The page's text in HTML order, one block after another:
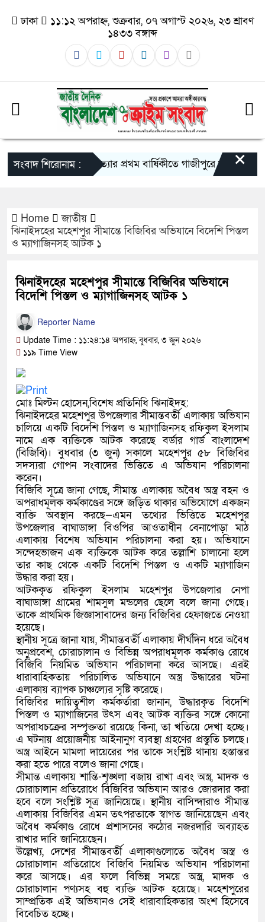
ঢাকা
১১:১২ অপরাহ্ন, শুক্রবার, ০৭ অগাস্ট ২০২৬, ২৩ শ্রাবণ
১৪৩৩ বঙ্গাব্দ
সংবাদ শিরোনাম :তুহিন হত্যার প্রথম বার্ষিকীতে গাজীপুরে মানববন্ধন: দ্রুত
×
Home
জাতীয়
ঝিনাইদহের মহেশপুর সীমান্তে বিজিবির অভিযানে বিদেশি পিস্তল
ও ম্যাগাজিনসহ আটক ১
ঝিনাইদহের মহেশপুর সীমান্তে বিজিবির অভিযানে
বিদেশি পিস্তল ও ম্যাগাজিনসহ আটক ১
Reporter Name
Update Time : ১১:২৪:১৪ অপরাহ্ন, বুধবার, ৩ জুন ২০২৬
১১৯ Time View
মোঃ মিল্টন হোসেন,বিশেষ প্রতিনিধি ঝিনাইদহ:
ঝিনাইদহের মহেশপুর উপজেলার সীমান্তবর্তী এলাকায় অভিযান
চালিয়ে একটি বিদেশি পিস্তল ও ম্যাগাজিনসহ রফিকুল ইসলাম
নামে এক ব্যক্তিকে আটক করেছে বর্ডার গার্ড বাংলাদেশ
(বিজিবি)। বুধবার (৩ জুন) সকালে মহেশপুর ৫৮ বিজিবির
সদস্যরা গোপন সংবাদের ভিত্তিতে এ অভিযান পরিচালনা
করেন।
বিজিবি সূত্রে জানা গেছে, সীমান্ত এলাকায় অবৈধ অস্ত্র বহন ও
অপরাধমূলক কর্মকাণ্ডের সঙ্গে জড়িত থাকার অভিযোগে একজন
ব্যক্তি অবস্থান করছে—এমন তথ্যের ভিত্তিতে মহেশপুর
উপজেলার বাঘাডাঙ্গা বিওপির আওতাধীন বেনাপোড়া মাঠ
এলাকায় বিশেষ অভিযান পরিচালনা করা হয়। অভিযানে
সন্দেহভাজন এক ব্যক্তিকে আটক করে তল্লাশি চালানো হলে
তার কাছ থেকে একটি বিদেশি পিস্তল ও একটি ম্যাগাজিন
উদ্ধার করা হয়।
আটককৃত রফিকুল ইসলাম মহেশপুর উপজেলার নেপা
বাঘাডাঙ্গা গ্রামের শামসুল মন্ডলের ছেলে বলে জানা গেছে।
তাকে প্রাথমিক জিজ্ঞাসাবাদের জন্য বিজিবির হেফাজতে নেওয়া
হয়েছে।
স্থানীয় সূত্রে জানা যায়, সীমান্তবর্তী এলাকায় দীর্ঘদিন ধরে অবৈধ
অনুপ্রবেশ, চোরাচালান ও বিভিন্ন অপরাধমূলক কর্মকাণ্ড রোধে
বিজিবি নিয়মিত অভিযান পরিচালনা করে আসছে। এরই
ধারাবাহিকতায় পরিচালিত অভিযানে অস্ত্র উদ্ধারের ঘটনা
এলাকায় ব্যাপক চাঞ্চল্যের সৃষ্টি করেছে।
বিজিবির দায়িত্বশীল কর্মকর্তারা জানান, উদ্ধারকৃত বিদেশি
পিস্তল ও ম্যাগাজিনের উৎস এবং আটক ব্যক্তির সঙ্গে কোনো
অপরাধচক্রের সম্পৃক্ততা রয়েছে কিনা, তা খতিয়ে দেখা হচ্ছে।
এ ঘটনায় প্রয়োজনীয় আইনানুগ ব্যবস্থা গ্রহণের প্রস্তুতি চলছে।
অস্ত্র আইনে মামলা দায়েরের পর তাকে সংশ্লিষ্ট থানায় হস্তান্তর
করা হতে পারে বলেও জানা গেছে।
সীমান্ত এলাকায় শান্তি-শৃঙ্খলা বজায় রাখা এবং অস্ত্র, মাদক ও
চোরাচালান প্রতিরোধে বিজিবির অভিযান আরও জোরদার করা
হবে বলে সংশ্লিষ্ট সূত্র জানিয়েছে। স্থানীয় বাসিন্দারাও সীমান্ত
এলাকায় বিজিবির এমন তৎপরতাকে স্বাগত জানিয়েছেন এবং
অবৈধ কর্মকাণ্ড রোধে প্রশাসনের কঠোর নজরদারি অব্যাহত
রাখার দাবি জানিয়েছেন।
উল্লেখ্য, দেশের সীমান্তবর্তী এলাকাগুলোতে অবৈধ অস্ত্র ও
চোরাচালান প্রতিরোধে বিজিবি নিয়মিত অভিযান পরিচালনা
করে আসছে। এর ফলে বিভিন্ন সময়ে অস্ত্র, মাদক ও
চোরাচালান পণ্যসহ বহু ব্যক্তি আটক হয়েছে। মহেশপুরের
সাম্প্রতিক এই অভিযানও সেই ধারাবাহিকতার অংশ হিসেবে
বিবেচিত হচ্ছে।